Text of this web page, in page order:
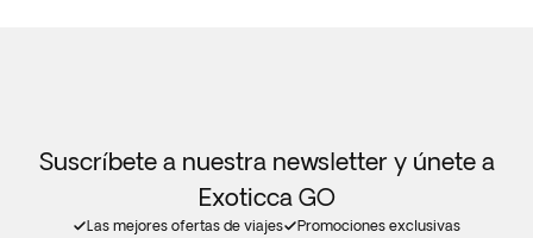
Suscríbete a nuestra newsletter y únete a
Exoticca GO
Las mejores ofertas de viajes
Promociones exclusivas